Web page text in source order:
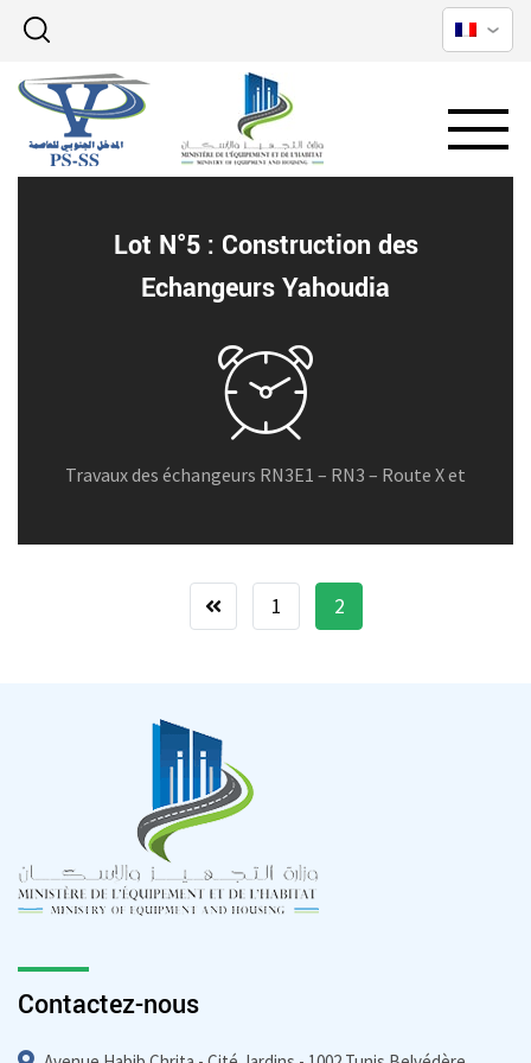
Lot N°5 : Construction des
Echangeurs Yahoudia
Travaux des échangeurs RN3E1 – RN3 – Route X et
1 2
Contactez-nous